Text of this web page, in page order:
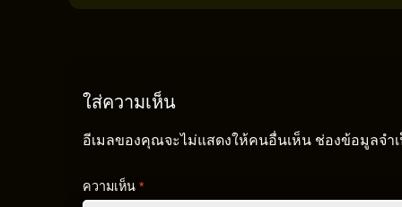
ใส่ความเห็น
อีเมลของคุณจะไม่แสดงให้คนอื่นเห็น ช่องข้อมูลจำ
ความเห็น *